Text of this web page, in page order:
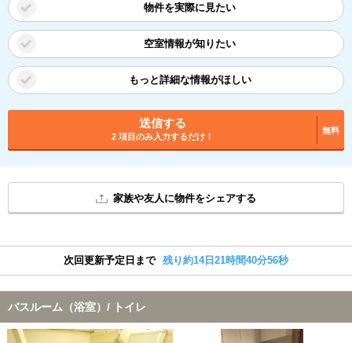
物件を実際に見たい
空室情報が知りたい
もっと詳細な情報がほしい
送信する
2 項目のみ入力するだけ！
無料
家族や友人に物件をシェアする
次回更新予定日まで 残り約14日21時間40分56秒
バスルーム（浴室）/ トイレ